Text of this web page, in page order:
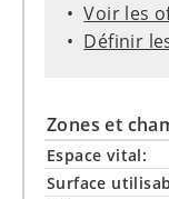
Voir les
Définir
Zones et
Espace vital:
Surface